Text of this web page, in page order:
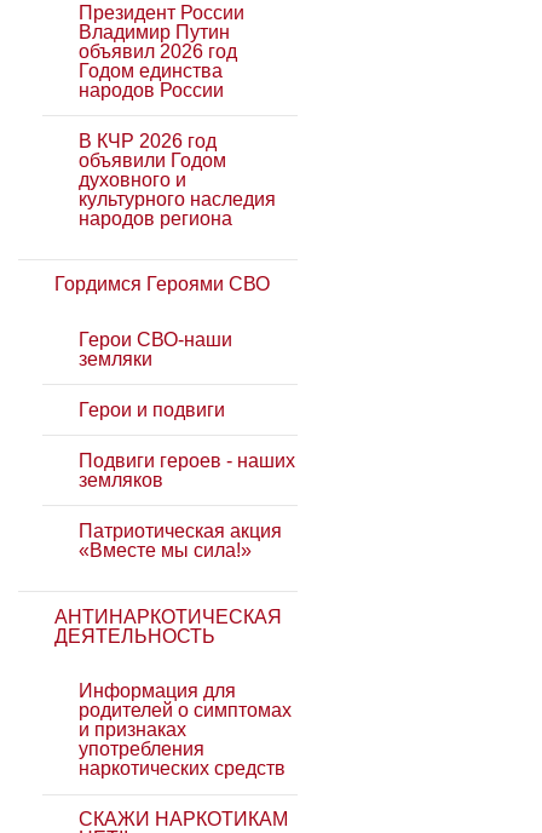
Президент России
Владимир Путин
объявил 2026 год
Годом единства
народов России
В КЧР 2026 год
объявили Годом
духовного и
культурного наследия
народов региона
Гордимся Героями СВО
Герои СВО-наши
земляки
Герои и подвиги
Подвиги героев - наших
земляков
Патриотическая акция
«Вместе мы сила!»
АНТИНАРКОТИЧЕСКАЯ
ДЕЯТЕЛЬНОСТЬ
Информация для
родителей о симптомах
и признаках
употребления
наркотических средств
СКАЖИ НАРКОТИКАМ